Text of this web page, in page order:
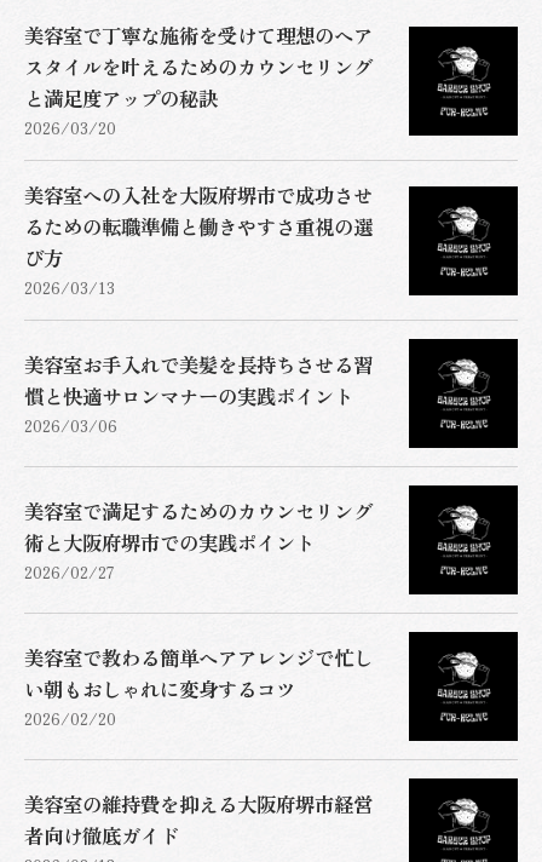
美容室で丁寧な施術を受けて理想のヘア
スタイルを叶えるためのカウンセリング
と満足度アップの秘訣
2026/03/20
美容室への入社を大阪府堺市で成功させ
るための転職準備と働きやすさ重視の選
び方
2026/03/13
美容室お手入れで美髪を長持ちさせる習
慣と快適サロンマナーの実践ポイント
2026/03/06
美容室で満足するためのカウンセリング
術と大阪府堺市での実践ポイント
2026/02/27
美容室で教わる簡単ヘアアレンジで忙し
い朝もおしゃれに変身するコツ
2026/02/20
美容室の維持費を抑える大阪府堺市経営
者向け徹底ガイド